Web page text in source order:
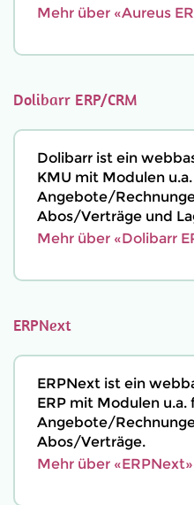
Mehr über «Aureus
Dolibarr ERP/CRM
Dolibarr ist ein
KMU mit Modulen
Angebote/
Abos/Verträge und
Mehr über «Dolibarr
ERPNext
ERPNext ist ein
ERP mit Modulen u.a.
Angebote/
Abos/Verträge.
Mehr über